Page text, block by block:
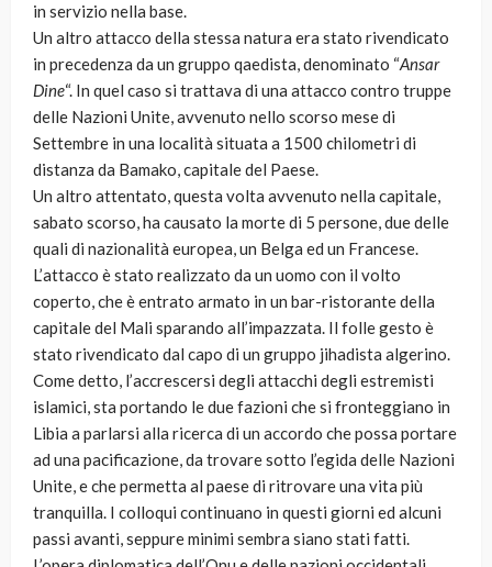
in servizio nella base.
Un altro attacco della stessa natura era stato rivendicato
in precedenza da un gruppo qaedista, denominato “Ansar
Dine“. In quel caso si trattava di una attacco contro truppe
delle Nazioni Unite, avvenuto nello scorso mese di
Settembre in una località situata a 1500 chilometri di
distanza da Bamako, capitale del Paese.
Un altro attentato, questa volta avvenuto nella capitale,
sabato scorso, ha causato la morte di 5 persone, due delle
quali di nazionalità europea, un Belga ed un Francese.
L’attacco è stato realizzato da un uomo con il volto
coperto, che è entrato armato in un bar-ristorante della
capitale del Mali sparando all’impazzata. Il folle gesto è
stato rivendicato dal capo di un gruppo jihadista algerino.
Come detto, l’accrescersi degli attacchi degli estremisti
islamici, sta portando le due fazioni che si fronteggiano in
Libia a parlarsi alla ricerca di un accordo che possa portare
ad una pacificazione, da trovare sotto l’egida delle Nazioni
Unite, e che permetta al paese di ritrovare una vita più
tranquilla. I colloqui continuano in questi giorni ed alcuni
passi avanti, seppure minimi sembra siano stati fatti.